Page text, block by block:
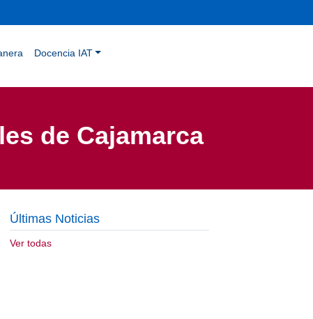
Docencia IAT
de Cajamarca
Últimas Noticias
Ver todas